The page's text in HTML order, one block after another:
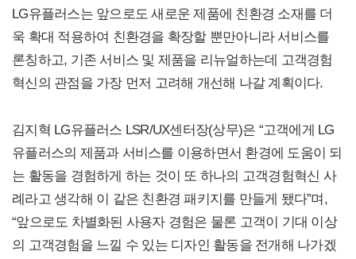
LG유플러스는 앞으로도 새로운 제품에 친환경 소재를 더
욱 확대 적용하여 친환경을 확장할 뿐만아니라 서비스를
론칭하고, 기존 서비스 및 제품을 리뉴얼하는데 고객경험
혁신의 관점을 가장 먼저 고려해 개선해 나갈 계획이다.
김지혁 LG유플러스 LSR/UX센터장(상무)은 “고객에게 LG
유플러스의 제품과 서비스를 이용하면서 환경에 도움이 되
는 활동을 경험하게 하는 것이 또 하나의 고객경험혁신 사
례라고 생각해 이 같은 친환경 패키지를 만들게 됐다”며,
“앞으로도 차별화된 사용자 경험은 물론 고객이 기대 이상
의 고객경험을 느낄 수 있는 디자인 활동을 전개해 나가겠